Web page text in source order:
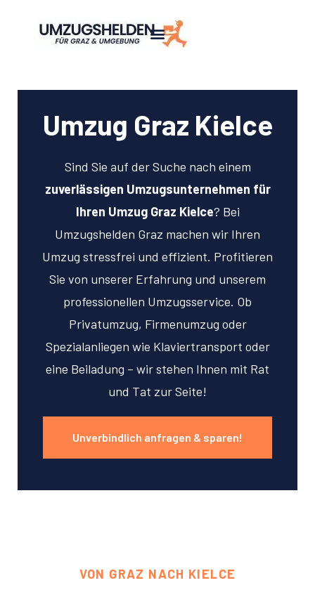
Umzug Graz Kielce
Sind Sie auf der Suche nach einem
zuverlässigen Umzugsunternehmen für
Ihren Umzug Graz Kielce? Bei
Umzugshelden Graz machen wir Ihren
Umzug stressfrei und effizient. Profitieren
Sie von unserer Erfahrung und unserem
professionellen Umzugsservice. Ob
Privatumzug, Firmenumzug oder
Spezialanliegen wie Klaviertransport oder
eine Beiladung – wir stehen Ihnen mit Rat
und Tat zur Seite!
Unverbindlich anfragen & sparen!
VON GRAZ NACH KIELCE